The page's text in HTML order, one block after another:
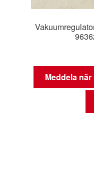
Meddela